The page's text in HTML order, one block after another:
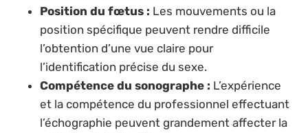
Position du fœtus : Les mouvements ou la
position spécifique peuvent rendre difficile
l’obtention d’une vue claire pour
l’identification précise du sexe.
Compétence du sonographe : L’expérience
et la compétence du professionnel effectuant
l’échographie peuvent grandement affecter la